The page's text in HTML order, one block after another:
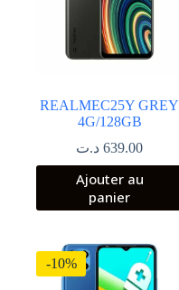
REALMEC25Y GREY
4G/128GB
639.00 د.ت
Ajouter au
panier
-10%